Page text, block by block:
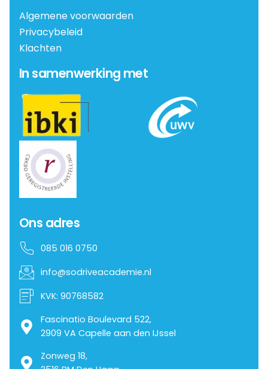
Algemene voorwaarden
Privacybeleid
Klachten
In samenwerking met
Ons adres
085 016 0750
info@sodriveacademie.nl
KVK: 90768582
Fascinatio Boulevard 522,
2909 VA Capelle aan den IJssel
Zonweg 18,